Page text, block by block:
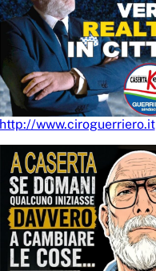
http://www.ciroguerriero.it